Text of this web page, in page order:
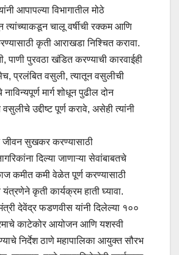
आपापल्या विभागातील मोठे
त्यांच्याकडून चालू वर्षीची रक्कम आणि
कृती आराखडा निश्चित करावा.
पुरवठा खंडित करण्याची कारवाईही
प्रलंबित वसुली, त्यातून वसुलीची
मार्ग शोधून पुढील दोन
वसुलीचे उद्दीष्ट पूर्ण करावे, असेही त्यांनी
जीवन सुखकर करण्यासाठी
दिल्या जाणाऱ्या सेवांबाबतचे
कमीत कमी वेळेत पूर्ण करण्यासाठी
यंत्रणेने कृती कार्यक्रम हाती घ्यावा.
देवेंद्र फडणवीस यांनी दिलेल्या १००
काटेकोर आयोजन आणि यशस्वी
निर्देश ठाणे महापालिका आयुक्त सौरभ